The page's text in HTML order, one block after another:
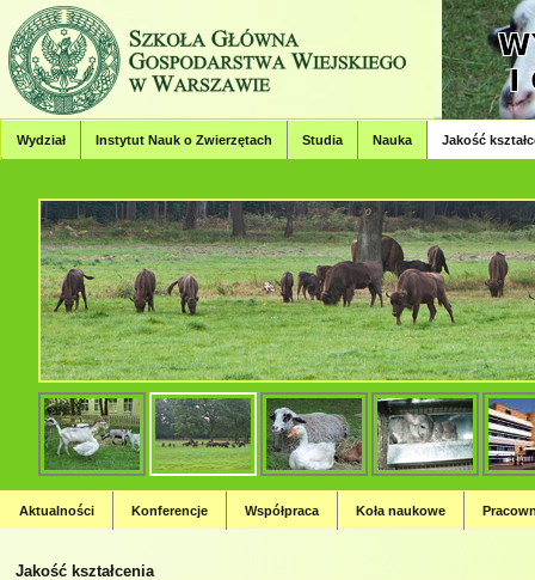
Wydział Hodowli,
Strona Wydziału Hodowli, Bioinżynierii i Ochrony Zwierząt
Wydział Instytut Nauk o Zwierzętach Studia Nauka Jakość
Aktualności Konferencje Współpraca Koła naukowe
Jakość kształcenia